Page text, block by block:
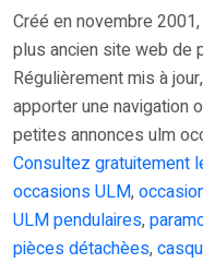
Créé en novembre
plus ancien site web de
Régulièrement mis à
apporter une navigation
petites annonces ulm
Consultez gratuitement
occasions ULM,
ULM pendulaires,
pièces détachèes,